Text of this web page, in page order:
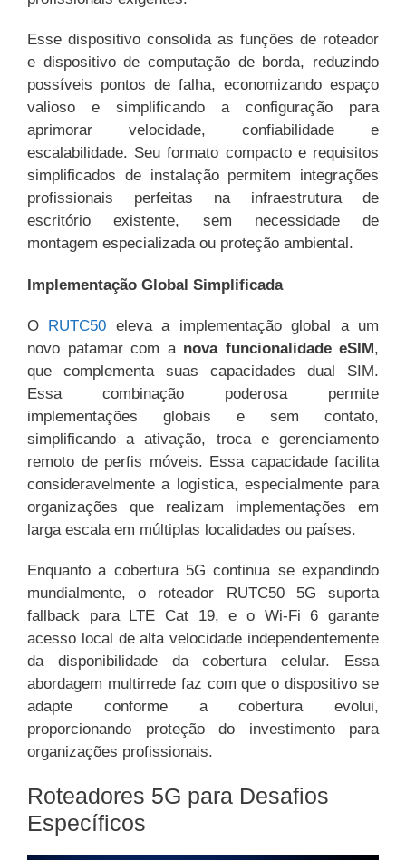
Esse dispositivo consolida as funções de roteador
e dispositivo de computação de borda, reduzindo
possíveis pontos de falha, economizando espaço
valioso e simplificando a configuração para
aprimorar velocidade, confiabilidade e
escalabilidade. Seu formato compacto e requisitos
simplificados de instalação permitem integrações
profissionais perfeitas na infraestrutura de
escritório existente, sem necessidade de
montagem especializada ou proteção ambiental.
Implementação Global Simplificada
O RUTC50 eleva a implementação global a um
novo patamar com a nova funcionalidade eSIM,
que complementa suas capacidades dual SIM.
Essa combinação poderosa permite
implementações globais e sem contato,
simplificando a ativação, troca e gerenciamento
remoto de perfis móveis. Essa capacidade facilita
consideravelmente a logística, especialmente para
organizações que realizam implementações em
larga escala em múltiplas localidades ou países.
Enquanto a cobertura 5G continua se expandindo
mundialmente, o roteador RUTC50 5G suporta
fallback para LTE Cat 19, e o Wi-Fi 6 garante
acesso local de alta velocidade independentemente
da disponibilidade da cobertura celular. Essa
abordagem multirrede faz com que o dispositivo se
adapte conforme a cobertura evolui,
proporcionando proteção do investimento para
organizações profissionais.
Roteadores 5G para Desafios
Específicos